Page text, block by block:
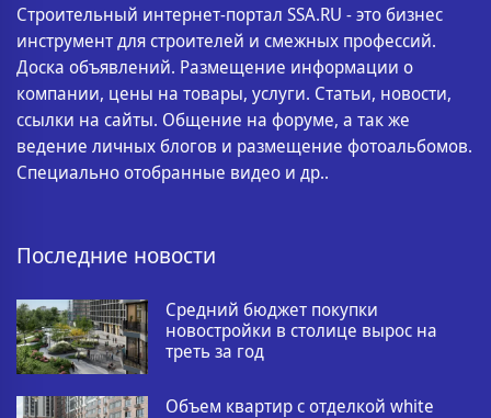
Строительный интернет-портал SSA.RU - это бизнес
инструмент для строителей и смежных профессий.
Доска объявлений. Размещение информации о
компании, цены на товары, услуги. Статьи, новости,
ссылки на сайты. Общение на форуме, а так же
ведение личных блогов и размещение фотоальбомов.
Специально отобранные видео и др..
Последние новости
Средний бюджет покупки
новостройки в столице вырос на
треть за год
Объем квартир с отделкой white